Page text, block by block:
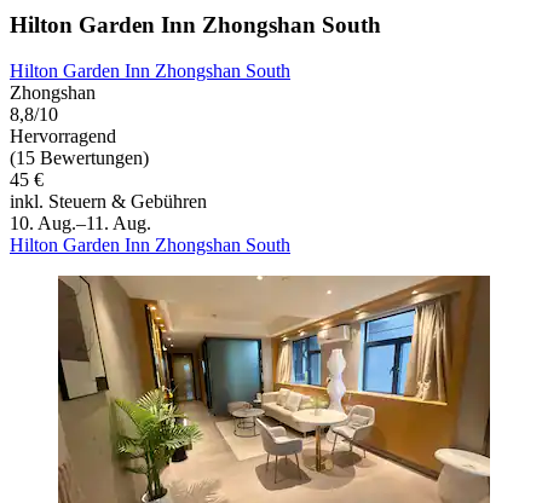
Hilton Garden Inn Zhongshan South
Hilton Garden Inn Zhongshan South
Zhongshan
8,8/10
Hervorragend
(15 Bewertungen)
45 €
inkl. Steuern & Gebühren
10. Aug.–11. Aug.
Hilton Garden Inn Zhongshan South